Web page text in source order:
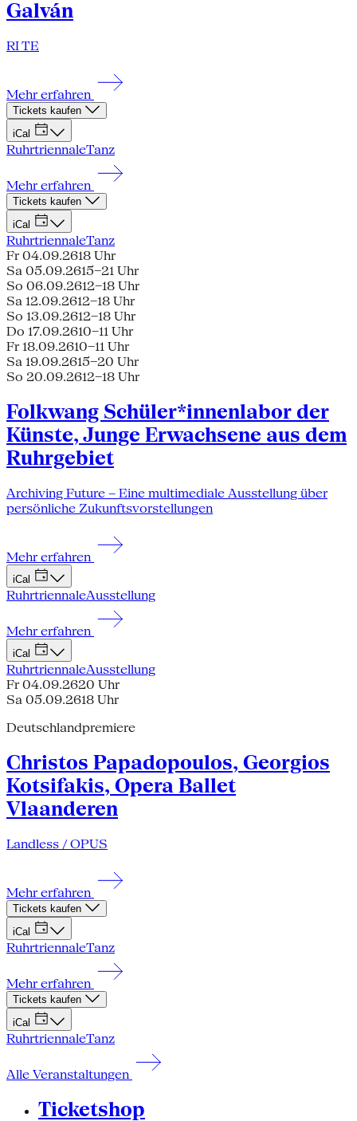
Galván
RI TE
Mehr erfahren
Tickets kaufen
iCal
RuhrtriennaleTanz
Mehr erfahren
Tickets kaufen
iCal
RuhrtriennaleTanz
Fr 04.09.2618 Uhr
Sa 05.09.2615–21 Uhr
So 06.09.2612–18 Uhr
Sa 12.09.2612–18 Uhr
So 13.09.2612–18 Uhr
Do 17.09.2610–11 Uhr
Fr 18.09.2610–11 Uhr
Sa 19.09.2615–20 Uhr
So 20.09.2612–18 Uhr
Folkwang Schüler*innenlabor der
Künste, Junge Erwachsene aus dem
Ruhrgebiet
Archiving Future – Eine multimediale Ausstellung über
persönliche Zukunftsvorstellungen
Mehr erfahren
iCal
RuhrtriennaleAusstellung
Mehr erfahren
iCal
RuhrtriennaleAusstellung
Fr 04.09.2620 Uhr
Sa 05.09.2618 Uhr
Deutschlandpremiere
Christos Papadopoulos, Georgios
Kotsifakis, Opera Ballet
Vlaanderen
Landless / OPUS
Mehr erfahren
Tickets kaufen
iCal
RuhrtriennaleTanz
Mehr erfahren
Tickets kaufen
iCal
RuhrtriennaleTanz
Alle Veranstaltungen
Ticketshop